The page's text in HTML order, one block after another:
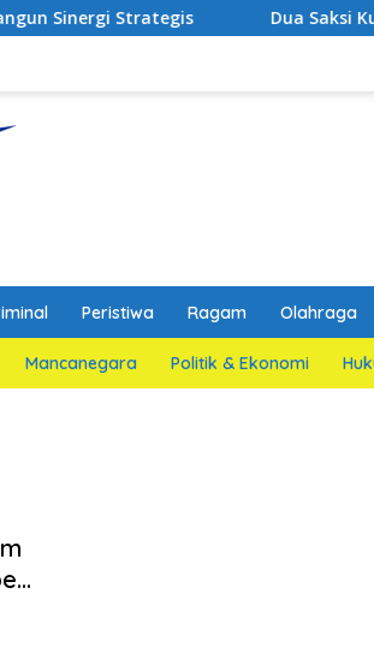
Dua Saksi Kunci Ungkap
Peristiwa Ragam Olahraga
Mancanegara Politik & Ekonomi